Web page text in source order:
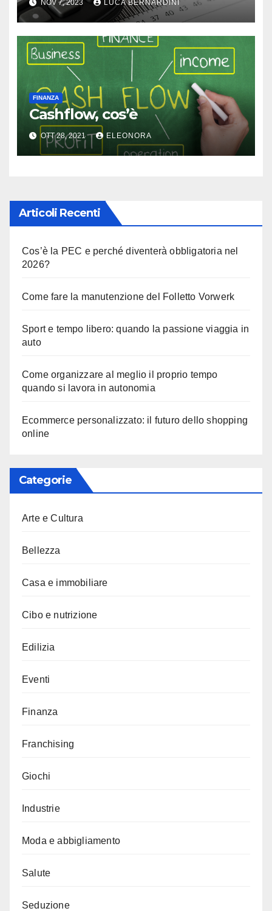
NOV 7, 2023 LUCA BERNARDINI
FINANZA
Cashflow, cos’è
OTT 28, 2021 ELEONORA
Articoli Recenti
Cos’è la PEC e perché diventerà obbligatoria nel
2026?
Come fare la manutenzione del Folletto Vorwerk
Sport e tempo libero: quando la passione viaggia in
auto
Come organizzare al meglio il proprio tempo
quando si lavora in autonomia
Ecommerce personalizzato: il futuro dello shopping
online
Categorie
Arte e Cultura
Bellezza
Casa e immobiliare
Cibo e nutrizione
Edilizia
Eventi
Finanza
Franchising
Giochi
Industrie
Moda e abbigliamento
Salute
Seduzione